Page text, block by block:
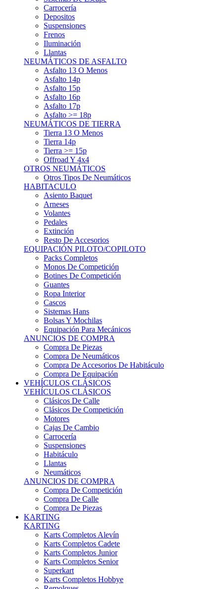
Carrocería
Depositos
Suspensiones
Frenos
Iluminación
Llantas
NEUMÁTICOS DE ASFALTO
Asfalto 13 O Menos
Asfalto 14p
Asfalto 15p
Asfalto 16p
Asfalto 17p
Asfalto >= 18p
NEUMÁTICOS DE TIERRA
Tierra 13 O Menos
Tierra 14p
Tierra >= 15p
Offroad Y 4x4
OTROS NEUMÁTICOS
Otros Tipos De Neumáticos
HABITACULO
Asiento Baquet
Arneses
Volantes
Pedales
Extinción
Resto De Accesorios
EQUIPACIÓN PILOTO/COPILOTO
Packs Completos
Monos De Competición
Botines De Competición
Guantes
Ropa Interior
Cascos
Sistemas Hans
Bolsas Y Mochilas
Equipación Para Mecánicos
ANUNCIOS DE COMPRA
Compra De Piezas
Compra De Neumáticos
Compra De Accesorios De Habitáculo
Compra De Equipación
VEHÍCULOS CLÁSICOS
VEHÍCULOS CLÁSICOS
Clásicos De Calle
Clásicos De Competición
Motores
Cajas De Cambio
Carrocería
Suspensiones
Habitáculo
Llantas
Neumáticos
ANUNCIOS DE COMPRA
Compra De Competición
Compra De Calle
Compra De Piezas
KARTING
KARTING
Karts Completos Alevín
Karts Completos Cadete
Karts Completos Junior
Karts Completos Senior
Superkart
Karts Completos Hobbye